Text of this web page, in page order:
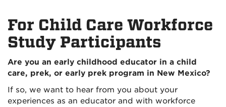
For Child Care Workforce
Study Participants
Are you an early childhood educator in a child
care, prek, or early prek program in New Mexico?
If so, we want to hear from you about your
experiences as an educator and with workforce